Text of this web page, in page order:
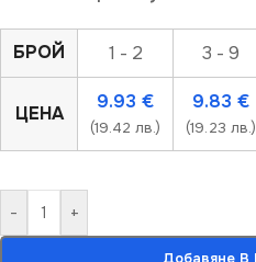
БРОЙ 1 - 2 3 - 9
ЦЕНА
9.93 €
(19.42 лв.)
9.83 €
(19.23 лв.)
- +